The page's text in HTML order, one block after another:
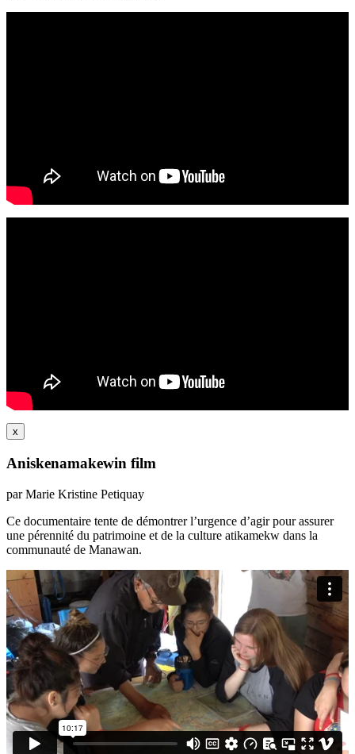
x
Aniskenamakewin film
par Marie Kristine Petiquay
Ce documentaire tente de démontrer l’urgence d’agir pour assurer
une pérennité du patrimoine et de la culture atikamekw dans la
communauté de Manawan.